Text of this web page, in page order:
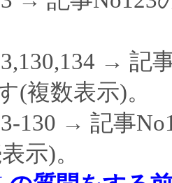
→ 記
(複数表示)。
130 → 記事
示)。